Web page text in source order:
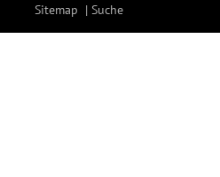
Sitemap
Suche